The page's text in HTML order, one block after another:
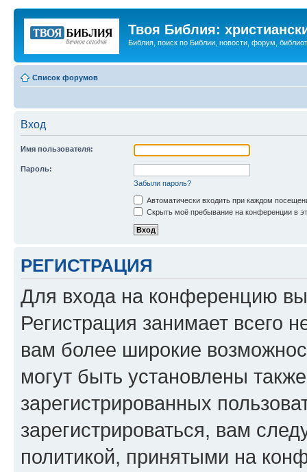
Твоя Библия:
Библия, поиск по Библии, новости, форум,
Список форумов
Вход
Имя пользователя:
Пароль:
Забыли пароль?
Автоматически входить при каждом
Скрыть моё пребывание на конференции в
РЕГИСТРАЦИЯ
Для входа на конференцию
Регистрация занимает всего
вам более широкие
могут быть установлены
зарегистрированных
зарегистрироваться, вам
политикой, принятыми на